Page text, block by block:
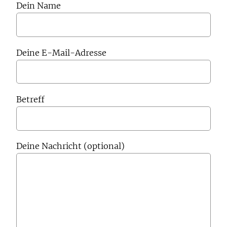
Dein Name
Deine E-Mail-Adresse
Betreff
Deine Nachricht (optional)